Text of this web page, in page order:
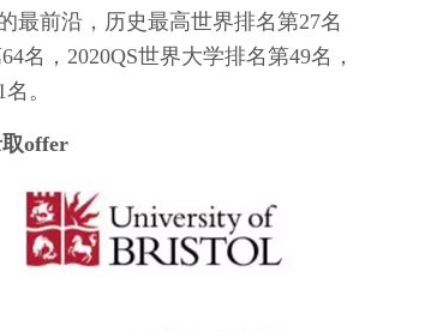
最前沿，历史最高世界排名第27名
名，2020QS世界大学排名第49名，
。
offer